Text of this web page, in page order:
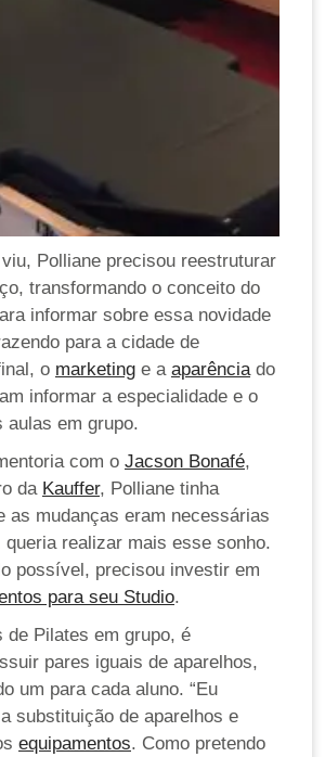
Polliane precisou reestruturar
transformando o conceito do
informar sobre essa novidade
para a cidade de
o marketing e a aparênciado
informar a especialidade e o
aulas em grupo.
com o Jacson Bonafé,
da Kauffer, Polliane tinha
as mudanças eram necessárias
queria realizar mais esse sonho.
possível, precisou investir em
para seu Studio.
de Pilates em grupo, é
pares iguais de aparelhos,
um para cada aluno. “Eu
substituição de aparelhos e
equipamentos. Como pretendo